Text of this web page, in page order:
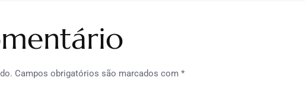
Campos obrigatórios são marcados com *